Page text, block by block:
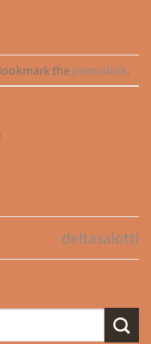
the permalink.
deltasalotti